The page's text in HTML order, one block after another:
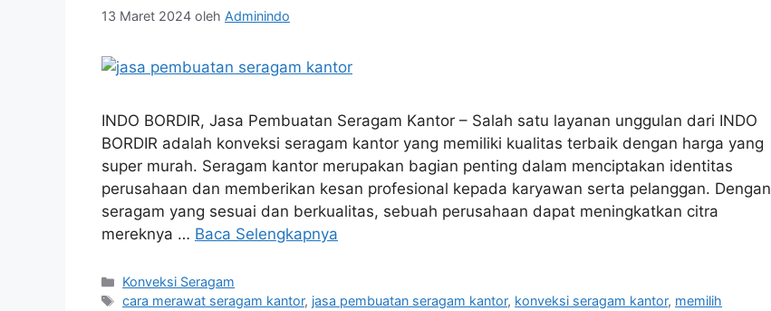
13 Maret 2024 oleh Adminindo
INDO BORDIR, Jasa Pembuatan Seragam Kantor – Salah satu layanan unggulan dari INDO
BORDIR adalah konveksi seragam kantor yang memiliki kualitas terbaik dengan harga yang
super murah. Seragam kantor merupakan bagian penting dalam menciptakan identitas
perusahaan dan memberikan kesan profesional kepada karyawan serta pelanggan. Dengan
seragam yang sesuai dan berkualitas, sebuah perusahaan dapat meningkatkan citra
mereknya … Baca Selengkapnya
Kategori
Konveksi Seragam
Tag
cara merawat seragam kantor, jasa pembuatan seragam kantor, konveksi seragam kantor, memilih